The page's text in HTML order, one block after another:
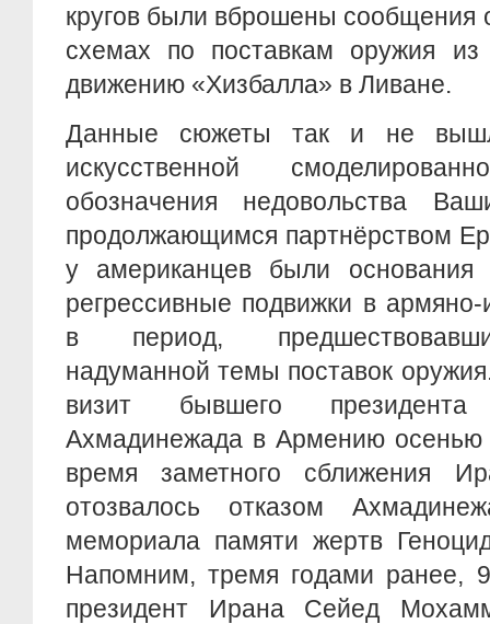
кругов были вброшены сообщения
схемах по поставкам оружия
движению «Хизбалла» в Ливане.
Данные сюжеты так и не
искусственной
обозначения недовольства
продолжающимся партнёрством
у американцев были основания
регрессивные подвижки в
в период,
надуманной темы поставок
визит бывшего
Ахмадинежада в Армению
время заметного сближения
отозвалось отказом
мемориала памяти жертв
Напомним, тремя годами ранее,
президент Ирана Сейед